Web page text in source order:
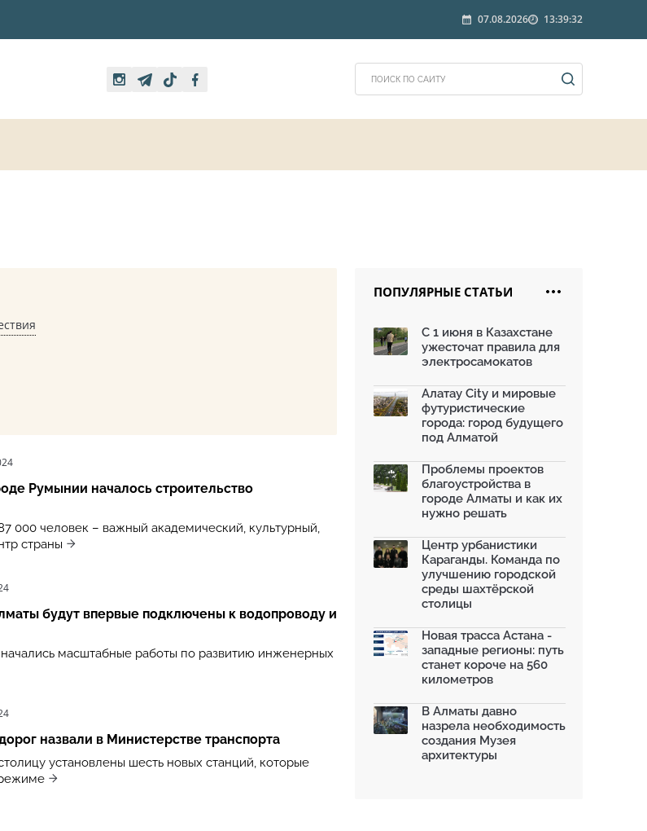
07.08.2026 13:39:32
Румынии началось строительство
000 человек – важный академический, культурный,
страны
будут впервые подключены к водопроводу и
масштабные работы по развитию инженерных
назвали в Министерстве транспорта
установлены шесть новых станций, которые
ПОПУЛЯРНЫЕ СТАТЬИ
С 1 июня в Казахстане
ужесточат правила для
электросамокатов
Алатау City и мировые
футуристические
города: город будущего
под Алматой
Проблемы проектов
благоустройства в
городе Алматы и как их
нужно решать
Центр урбанистики
Караганды. Команда по
улучшению городской
среды шахтёрской
столицы
Новая трасса Астана -
западные регионы: путь
станет короче на 560
километров
В Алматы давно
назрела необходимость
создания Музея
архитектуры